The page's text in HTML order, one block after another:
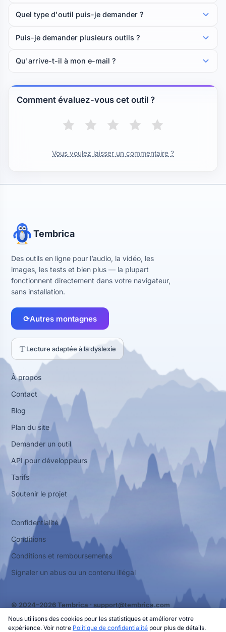
Quel type d'outil puis-je demander ?
Puis-je demander plusieurs outils ?
Qu'arrive-t-il à mon e-mail ?
Comment évaluez-vous cet outil ?
Vous voulez laisser un commentaire ?
Tembrica
Des outils en ligne pour l’audio, la vidéo, les
images, les tests et bien plus — la plupart
fonctionnent directement dans votre navigateur,
sans installation.
⟳Autres montagnes
Lecture adaptée à la dyslexie
À propos
Contact
Blog
Plan du site
Demander un outil
API pour développeurs
Tarifs
Soutenir le projet
Confidentialité
Conditions
Conditions et remboursements
Signaler un abus ou un contenu illégal
© 2024–2026 Tembrica · support@tembrica.com
Nous utilisons des cookies pour les statistiques et améliorer votre
expérience. Voir notre Politique de confidentialité pour plus de détails.